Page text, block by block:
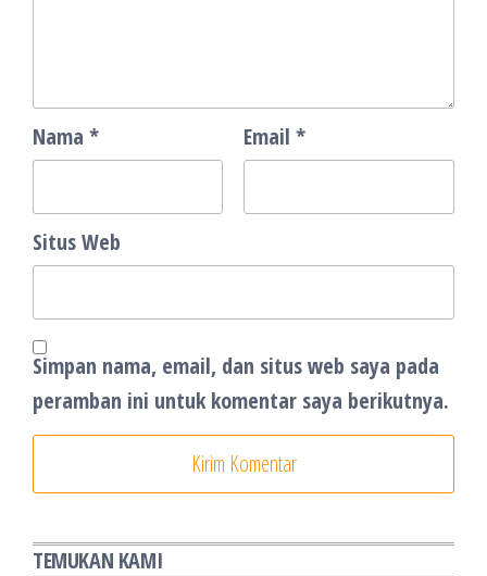
Nama * Email *
Situs Web
Simpan nama, email, dan situs web saya pada
peramban ini untuk komentar saya berikutnya.
TEMUKAN KAMI